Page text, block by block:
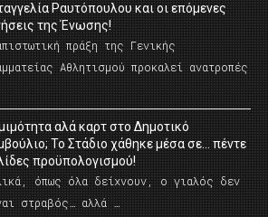
Ραυτόπουλου και οι επόμενες
της Ένωσης!
πράξη της Γενικής
Αθλητισμού προκαλεί ανατροπές
αλά καρτ στο Δημοτικό
Το Στάδιο χάθηκε μέσα σε… πέντε
προϋπολογισμού!
όπως όλα δείχνουν, ο γιαλός δεν
στραβός… αλλά …